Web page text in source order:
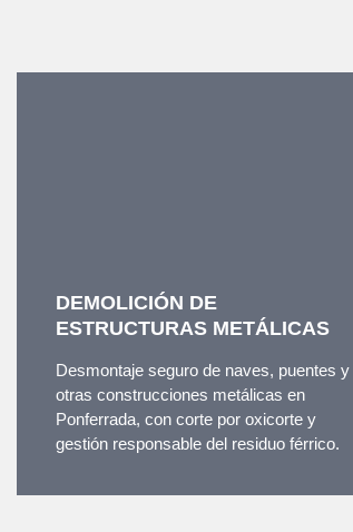
DEMOLICIÓN DE
ESTRUCTURAS METÁLICAS
Desmontaje seguro de naves, puentes y
otras construcciones metálicas en
Ponferrada, con corte por oxicorte y
gestión responsable del residuo férrico.